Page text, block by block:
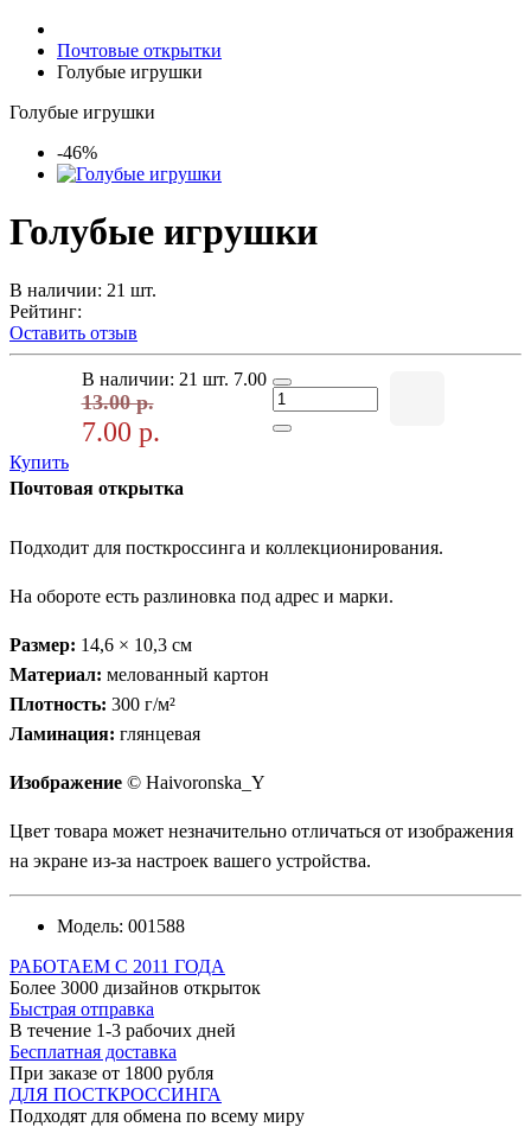
Почтовые открытки
Голубые игрушки
Голубые игрушки
-46%
Голубые игрушки
В наличии: 21 шт.
Рейтинг:
Оставить отзыв
В наличии: 21 шт. 7.00
13.00 р.
7.00 р.
Купить
Почтовая открытка
Подходит для посткроссинга и коллекционирования.
На обороте есть разлиновка под адрес и марки.
Размер: 14,6 × 10,3 см
Материал: мелованный картон
Плотность: 300 г/м²
Ламинация: глянцевая
Изображение © Haivoronska_Y
Цвет товара может незначительно отличаться от изображения
на экране из-за настроек вашего устройства.
Модель: 001588
РАБОТАЕМ С 2011 ГОДА
Более 3000 дизайнов открыток
Быстрая отправка
В течение 1-3 рабочих дней
Бесплатная доставка
При заказе от 1800 рубля
ДЛЯ ПОСТКРОССИНГА
Подходят для обмена по всему миру